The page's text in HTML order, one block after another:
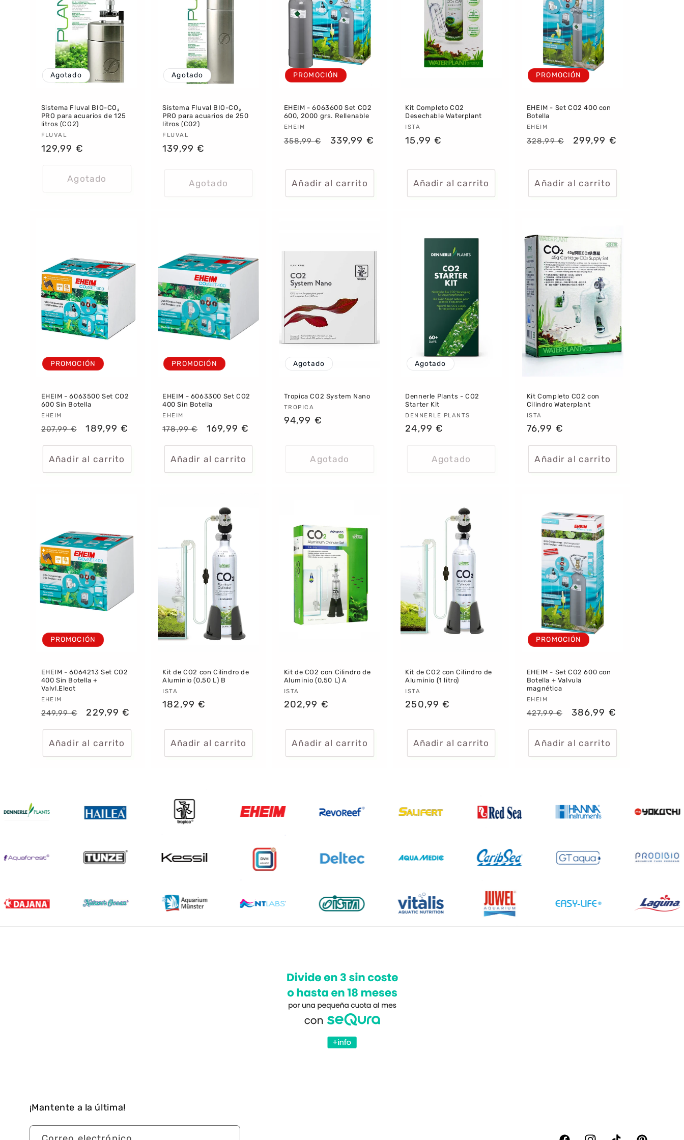
Agotado
Sistema Fluval BIO-CO₂
PRO para acuarios de 125
litros (CO2)
Proveedor:
FLUVAL
Precio
129,99 €
Agotado
Agotado
Sistema Fluval BIO-CO₂
PRO para acuarios de 250
litros (C02)
Proveedor:
FLUVAL
Precio
139,99 €
Agotado
PROMOCIÓN
EHEIM - 6063600 Set CO2
600, 2000 grs. Rellenable
Proveedor:
EHEIM
Precio
358,99 €
Precio
oferta
339,99 €
Añadir al carrito
Kit Completo CO2
Desechable Waterplant
Proveedor:
ISTA
Precio
15,99 €
Añadir al carrito
PROMOCIÓN
EHEIM - Set CO2 400 con
Botella
Proveedor:
EHEIM
Precio
328,99 €
Precio
oferta
299,99 €
Añadir al carrito
PROMOCIÓN
EHEIM - 6063500 Set CO2
600 Sin Botella
Proveedor:
EHEIM
Precio
207,99 €
Precio
oferta
189,99 €
Añadir al carrito
PROMOCIÓN
EHEIM - 6063300 Set CO2
400 Sin Botella
Proveedor:
EHEIM
Precio
178,99 €
Precio
oferta
169,99 €
Añadir al carrito
Agotado
Tropica CO2 System Nano
Proveedor:
TROPICA
Precio
94,99 €
Agotado
Agotado
Dennerle Plants - CO2
Starter Kit
Proveedor:
DENNERLE PLANTS
Precio
24,99 €
Agotado
Kit Completo CO2 con
Cilindro Waterplant
Proveedor:
ISTA
Precio
76,99 €
Añadir al carrito
PROMOCIÓN
EHEIM - 6064213 Set CO2
400 Sin Botella +
Valvl.Elect
Proveedor:
EHEIM
Precio
249,99 €
Precio
oferta
229,99 €
Añadir al carrito
Kit de CO2 con Cilindro de
Aluminio (0,50 L) B
Proveedor:
ISTA
Precio
182,99 €
Añadir al carrito
Kit de CO2 con Cilindro de
Aluminio (0,50 L) A
Proveedor:
ISTA
Precio
202,99 €
Añadir al carrito
Kit de CO2 con Cilindro de
Aluminio (1 litro)
Proveedor:
ISTA
Precio
250,99 €
Añadir al carrito
PROMOCIÓN
EHEIM - Set CO2 600 con
Botella + Valvula
magnética
Proveedor:
EHEIM
Precio
427,99 €
Precio
oferta
386,99 €
Añadir al carrito
¡Mantente a la última!